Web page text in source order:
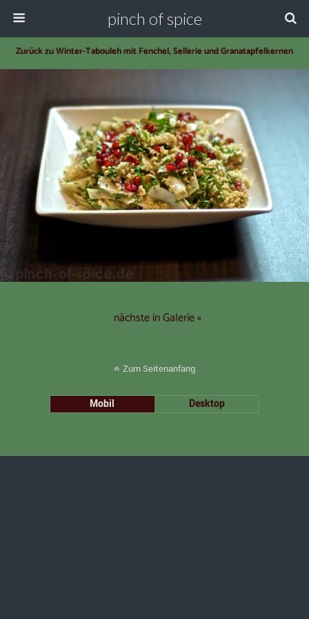
pinch of spice
Zurück zu Winter-Tabouleh mit Fenchel, Sellerie und Granatapfelkernen
nächste in Galerie »
Zum Seitenanfang
Mobil Desktop